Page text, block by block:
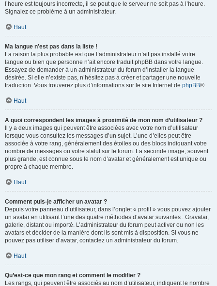
l’heure est toujours incorrecte, il se peut que le serveur ne soit pas à l’heure.
Signalez ce problème à un administrateur.
Haut
Ma langue n’est pas dans la liste !
La raison la plus probable est que l’administrateur n’ait pas installé votre
langue ou bien que personne n’ait encore traduit phpBB dans votre langue.
Essayez de demander à un administrateur du forum d’installer la langue
désirée. Si elle n’existe pas, n’hésitez pas à créer et partager une nouvelle
traduction. Vous trouverez plus d’informations sur le site Internet de phpBB®.
Haut
A quoi correspondent les images à proximité de mon nom d’utilisateur ?
Il y a deux images qui peuvent être associées avec votre nom d’utilisateur
lorsque vous consultez les messages d’un sujet. L’une d’elles peut être
associée à votre rang, généralement des étoiles ou des blocs indiquant votre
nombre de messages ou votre statut sur le forum. La seconde image, souvent
plus grande, est connue sous le nom d’avatar et généralement est unique ou
propre à chaque membre.
Haut
Comment puis-je afficher un avatar ?
Depuis votre panneau d’utilisateur, dans l’onglet « profil » vous pouvez ajouter
un avatar en utilisant l’une des quatre méthodes d’avatar suivantes : Gravatar,
galerie, distant ou importé. L’administrateur du forum peut activer ou non les
avatars et décider de la manière dont ils sont mis à disposition. Si vous ne
pouvez pas utiliser d’avatar, contactez un administrateur du forum.
Haut
Qu’est-ce que mon rang et comment le modifier ?
Les rangs, qui peuvent être associés au nom d’utilisateur, indiquent le nombre